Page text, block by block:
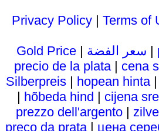
Privacy Policy |Terms of
Gold Price | سعر الفضة |
precio de la plata| cena
Silberpreis | hopean hinta
| hõbeda hind | cijena
prezzo dell'argento|
preço da prata | цена